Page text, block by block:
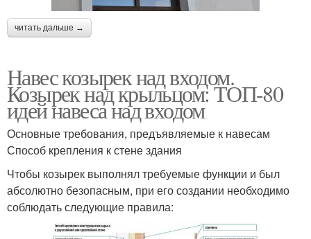
читать дальше →
Навес козырек над входом.
Козырек над крыльцом: ТОП-80
идей навеса над входом
Основные требования, предъявляемые к навесам
Способ крепления к стене здания
Чтобы козырек выполнял требуемые функции и был
абсолютно безопасным, при его создании необходимо
соблюдать следующие правила: